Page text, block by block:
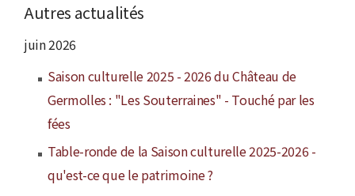
Autres actualités
juin 2026
Saison culturelle 2025 - 2026 du Château de
Germolles : "Les Souterraines" - Touché par les
fées
Table-ronde de la Saison culturelle 2025-2026 -
qu'est-ce que le patrimoine ?